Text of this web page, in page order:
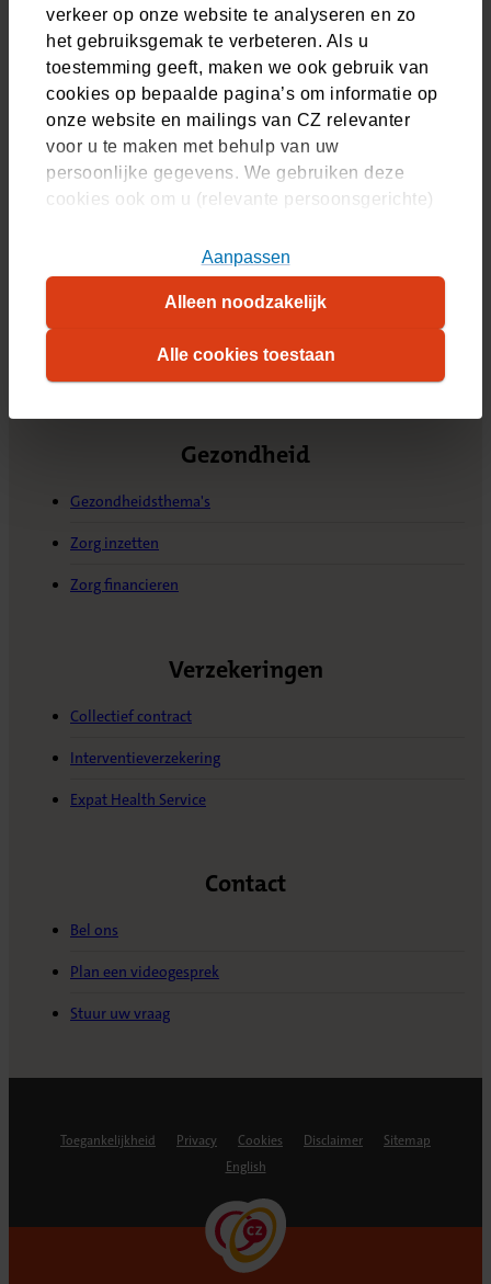
verkeer op onze website te analyseren en zo
het gebruiksgemak te verbeteren. Als u
toestemming geeft, maken we ook gebruik van
cookies op bepaalde pagina’s om informatie op
onze website en mailings van CZ relevanter
voor u te maken met behulp van uw
persoonlijke gegevens. We gebruiken deze
cookies ook om u (relevante persoonsgerichte)
U kunt akkoord gaan met het plaatsen van alle
cookies, alleen noodzakelijke cookies, of uw
cookie-instellingen zelf aanpassen. Meer
informatie over hoe wij cookies gebruiken, vindt
cookiestatement. Wilt u weten welke
cookies we plaatsen, kijk dan in onsoverzicht.
Alle cookies toestaan
Aanpassen
Alleen noodzakelijk
Lees voordat u het formulier invult de toelichting door
Wie betaalt de kosten van een
interventie?
CZ vergoedt de kosten die onder de dekking van de
zorgverzekering vallen. Als de kosten niet onder uw
uw rekening komen. Uw werkgever kan u hier verder over
informeren. Wij adviseren u, om dit met uw werkgever te
bespreken voordat u met de interventie start.
Gezondheid
Gezondheidsthema's
Zorg inzetten
Zorg financieren
Verzekeringen
Collectief contract
Interventieverzekering
Expat Health Service
Contact
Bel ons
Plan een videogesprek
Stuur uw vraag
Toegankelijkheid Privacy Cookies Disclaimer
Sitemap
English